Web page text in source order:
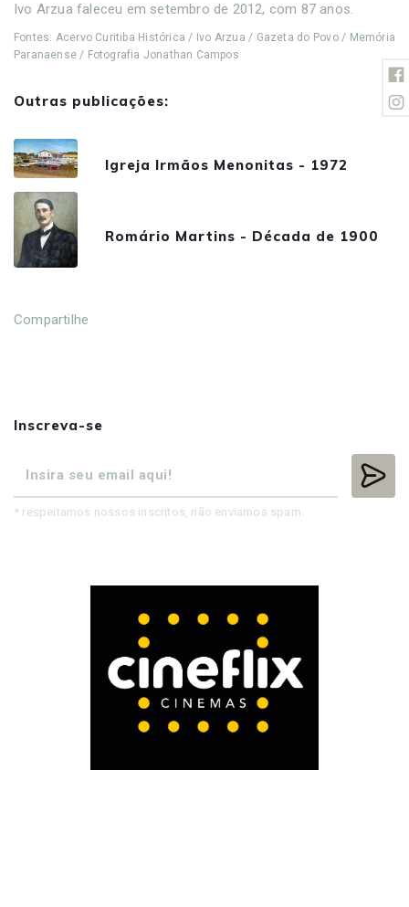
Ivo Arzua faleceu em setembro de 2012, com 87 anos.
Fontes: Acervo Curitiba Histórica / Ivo Arzua / Gazeta do Povo / Memória
Paranaense / Fotografia Jonathan Campos
Outras publicações:
Igreja Irmãos Menonitas - 1972
Romário Martins - Década de 1900
Compartilhe
Inscreva-se
* respeitamos nossos inscritos, não enviamos spam.